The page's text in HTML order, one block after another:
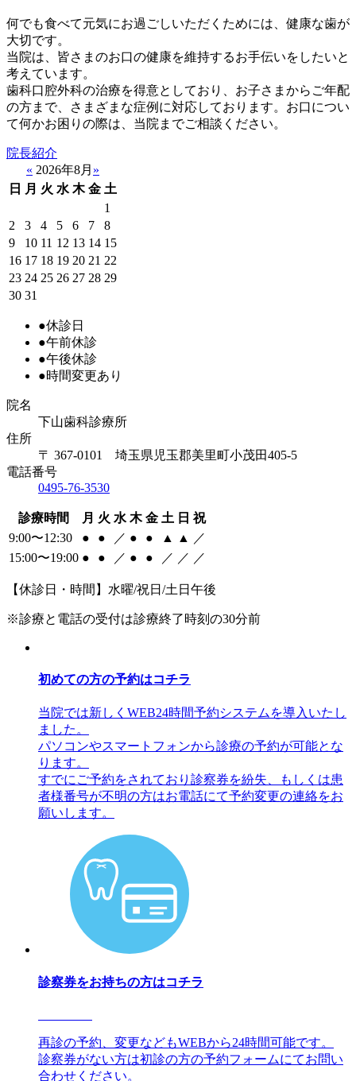
何でも食べて元気にお過ごしいただくためには、健康な歯が
大切です。
当院は、皆さまのお口の健康を維持するお手伝いをしたいと
考えています。
歯科口腔外科の治療を得意としており、お子さまからご年配
の方まで、さまざまな症例に対応しております。お口につい
て何かお困りの際は、当院までご相談ください。
院長紹介
« 2026年8月 »
日
月 火 水 木 金 土
1
2
3 4 5 6 7
8
9
10 11 12 13 14 15
16 17 18 19 20 21 22
23 24 25 26 27 28 29
30 31
●休診日
●午前休診
●午後休診
●時間変更あり
院名
下山歯科診療所
住所
〒 367-0101 埼玉県児玉郡美里町小茂田405-5
電話番号
0495-76-3530
診療時間 月 火 水 木 金 土 日 祝
9:00〜12:30
● ● ／ ● ● ▲ ▲
／
15:00〜19:00 ● ● ／ ● ● ／ ／ ／
【休診日・時間】水曜/祝日/土日午後
※診療と電話の受付は診療終了時刻の30分前
初めての方の予約はコチラ
当院では新しくWEB24時間予約システムを導入いたし
ました。
パソコンやスマートフォンから診療の予約が可能とな
ります。
すでにご予約をされており診察券を紛失、もしくは患
者様番号が不明の方はお電話にて予約変更の連絡をお
願いします。
診察券をお持ちの方はコチラ
再診の予約、変更などもWEBから24時間可能です。
診察券がない方は初診の方の予約フォームにてお問い
合わせください。